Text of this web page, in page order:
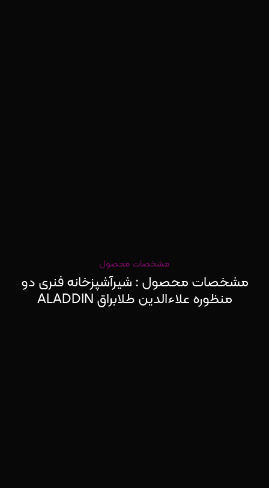
مشخصات محصول
مشخصات محصول : شیرآشپزخانه فنری دو
منظوره علاءالدین طلابراق ALADDIN